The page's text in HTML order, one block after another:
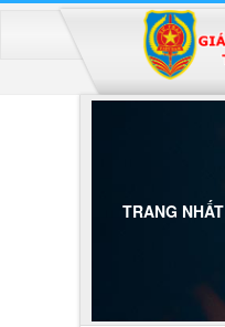
TRANG NHẤT
Đã kết nối EMC